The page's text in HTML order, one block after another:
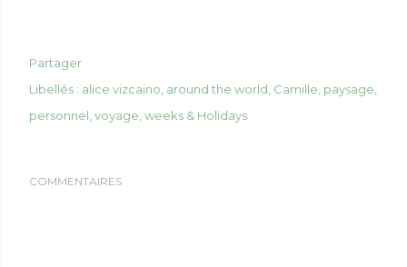
Partager
Libellés : alice vizcaino around the world Camille paysage
personnel voyage weeks & Holidays
COMMENTAIRES